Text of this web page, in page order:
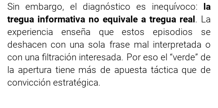
Sin embargo, el diagnóstico es inequívoco: la
tregua informativa no equivale a tregua real. La
experiencia enseña que estos episodios se
deshacen con una sola frase mal interpretada o
con una filtración interesada. Por eso el “verde” de
la apertura tiene más de apuesta táctica que de
convicción estratégica.